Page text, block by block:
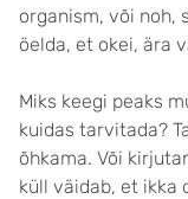
organism, või noh,
öelda, et okei, ära
Miks keegi peaks
kuidas tarvitada?
õhkama. Või
küll väidab, et ikka